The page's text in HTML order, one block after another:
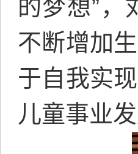
的梦想”，
不断增加
于自我实
儿童事业